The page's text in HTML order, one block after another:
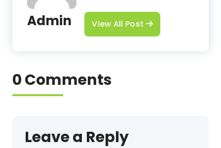
Admin View All Post
0 Comments
Leave a Reply